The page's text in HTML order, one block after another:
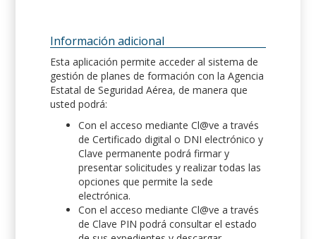
Información adicional
Esta aplicación permite acceder al sistema de
gestión de planes de formación con la Agencia
Estatal de Seguridad Aérea, de manera que
usted podrá:
Con el acceso mediante Cl@ve a través
de Certificado digital o DNI electrónico y
Clave permanente podrá firmar y
presentar solicitudes y realizar todas las
opciones que permite la sede
electrónica.
Con el acceso mediante Cl@ve a través
de Clave PIN podrá consultar el estado